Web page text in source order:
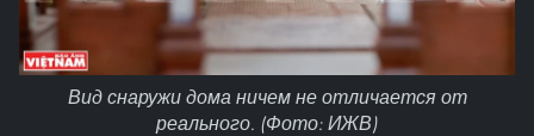
Вид снаружи дома ничем не отличается от
реального. (Фото: ИЖВ)